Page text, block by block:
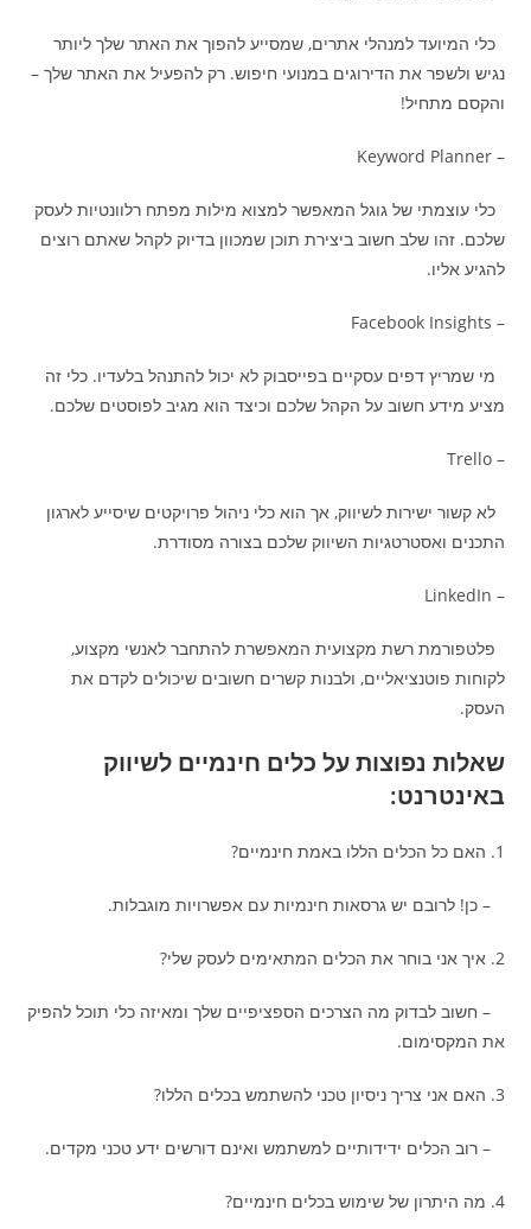
כלי המיועד למנהלי אתרים, שמסייע להפוך את האתר שלך ליותר
נגיש ולשפר את הדירוגים במנועי חיפוש. רק להפעיל את האתר שלך –
והקסם מתחיל!
– Keyword Planner
כלי עוצמתי של גוגל המאפשר למצוא מילות מפתח רלוונטיות לעסק
שלכם. זהו שלב חשוב ביצירת תוכן שמכוון בדיוק לקהל שאתם רוצים
להגיע אליו.
– Facebook Insights
מי שמריץ דפים עסקיים בפייסבוק לא יכול להתנהל בלעדיו. כלי זה
מציע מידע חשוב על הקהל שלכם וכיצד הוא מגיב לפוסטים שלכם.
– Trello
לא קשור ישירות לשיווק, אך הוא כלי ניהול פרויקטים שיסייע לארגון
התכנים ואסטרטגיות השיווק שלכם בצורה מסודרת.
– LinkedIn
פלטפורמת רשת מקצועית המאפשרת להתחבר לאנשי מקצוע,
לקוחות פוטנציאליים, ולבנות קשרים חשובים שיכולים לקדם את
העסק.
שאלות נפוצות על כלים חינמיים לשיווק
באינטרנט:
1. האם כל הכלים הללו באמת חינמיים?
– כן! לרובם יש גרסאות חינמיות עם אפשרויות מוגבלות.
2. איך אני בוחר את הכלים המתאימים לעסק שלי?
– חשוב לבדוק מה הצרכים הספציפיים שלך ומאיזה כלי תוכל להפיק
את המקסימום.
3. האם אני צריך ניסיון טכני להשתמש בכלים הללו?
– רוב הכלים ידידותיים למשתמש ואינם דורשים ידע טכני מקדים.
4. מה היתרון של שימוש בכלים חינמיים?